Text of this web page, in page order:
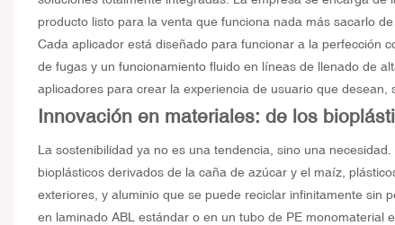
producto listo para la venta que funciona nada más sacarlo de
Cada aplicador está diseñado para funcionar a la perfección
de fugas y un funcionamiento fluido en líneas de llenado de
aplicadores para crear la experiencia de usuario que
Innovación en materiales: de los
La sostenibilidad ya no es una tendencia, sino una
bioplásticos derivados de la caña de azúcar y el maíz,
exteriores, y aluminio que se puede reciclar infinitamente sin
en laminado ABL estándar o en un tubo de PE monomaterial